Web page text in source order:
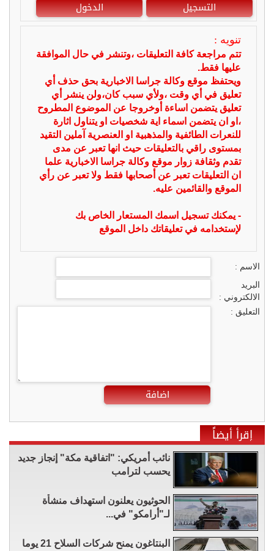
التسجيل الدخول
تنويه :
تتم مراجعة كافة التعليقات ،وتنشر في حال الموافقة
عليها فقط.
ويحتفظ موقع وكالة جراسا الاخبارية بحق حذف أي
تعليق في أي وقت ،ولأي سبب كان،ولن ينشر أي
تعليق يتضمن اساءة أوخروجا عن الموضوع المطروح
،او ان يتضمن اسماء اية شخصيات او يتناول اثارة
للنعرات الطائفية والمذهبية او العنصرية آملين التقيد
بمستوى راقي بالتعليقات حيث انها تعبر عن مدى
تقدم وثقافة زوار موقع وكالة جراسا الاخبارية علما
ان التعليقات تعبر عن أصحابها فقط ولا تعبر عن رأي
الموقع والقائمين عليه.
- يمكنك تسجيل اسمك المستعار الخاص بك
لإستخدامه في تعليقاتك داخل الموقع
الاسم :
البريد
الالكتروني :
التعليق :
اضافة
إقرأ أيضاً
نائب أمريكي: "اتفاقية مكة" إنجاز جديد
يحسب لترامب
الحوثيون يعلنون استهداف منشأة
لـ"أرامكو" في...
البنتاغون يمنح شركات السلاح 21 يوما